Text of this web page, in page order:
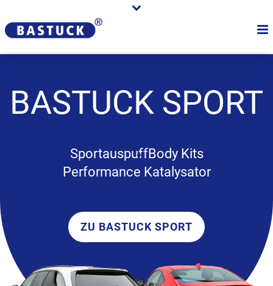
BASTUCK SPORT
SportauspuffBody Kits
Performance Katalysator
ZU BASTUCK SPORT